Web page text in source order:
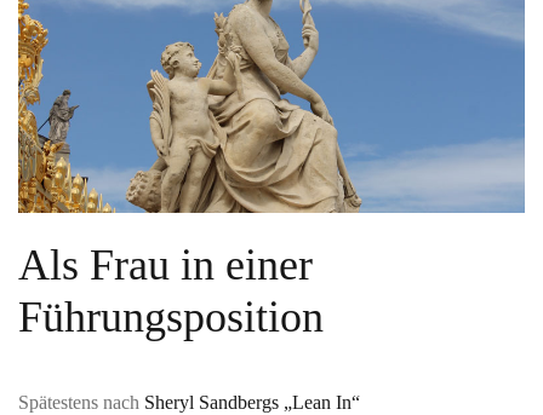
Als Frau in einer
Führungsposition
Spätestens nach Sheryl Sandbergs „Lean In“